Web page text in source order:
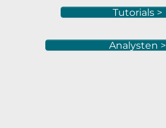
Tutorials >
Analysten >